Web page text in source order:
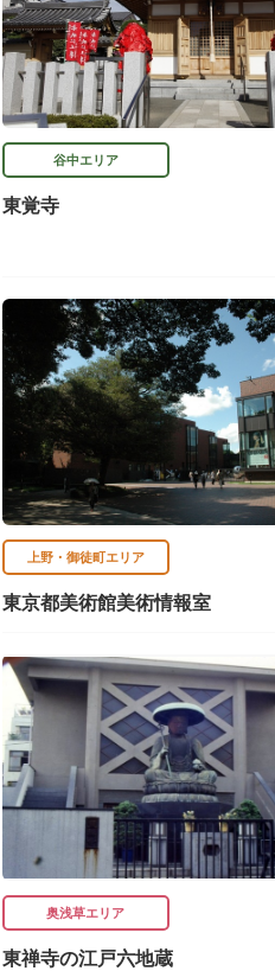
谷中エリア
東覚寺
上野・御徒町エリア
東京都美術館美術情報室
奥浅草エリア
東禅寺の江戸六地蔵